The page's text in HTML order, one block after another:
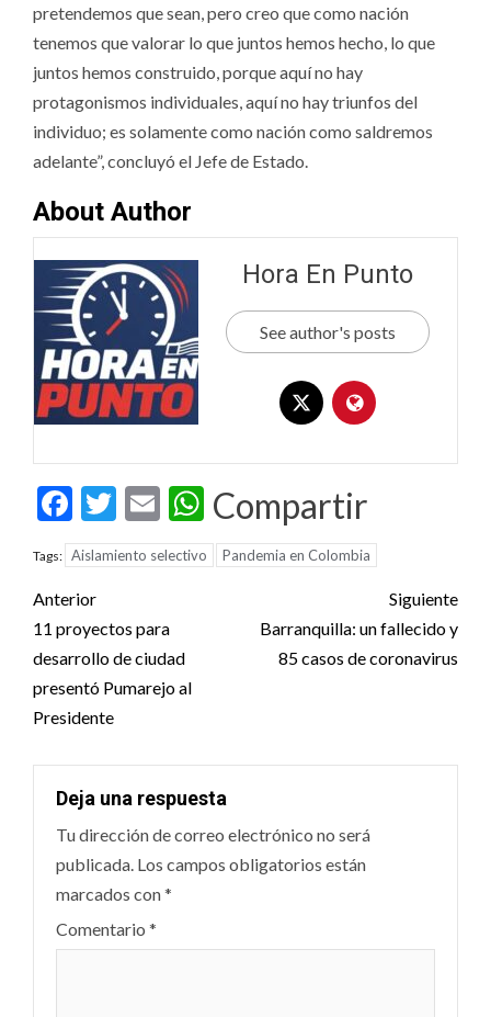
pretendemos que sean, pero creo que como nación
tenemos que valorar lo que juntos hemos hecho, lo que
juntos hemos construido, porque aquí no hay
protagonismos individuales, aquí no hay triunfos del
individuo; es solamente como nación como saldremos
adelante”, concluyó el Jefe de Estado.
About Author
Hora En Punto
See author's posts
Facebook
Twitter
EmailWhatsApp
Compartir
Tags: Aislamiento selectivo Pandemia en Colombia
Post
navigation
Anterior
11 proyectos para
desarrollo de ciudad
presentó Pumarejo al
Presidente
Siguiente
Barranquilla: un fallecido y
85 casos de coronavirus
Deja una respuesta
Tu dirección de correo electrónico no será
publicada. Los campos obligatorios están
marcados con*
Comentario *